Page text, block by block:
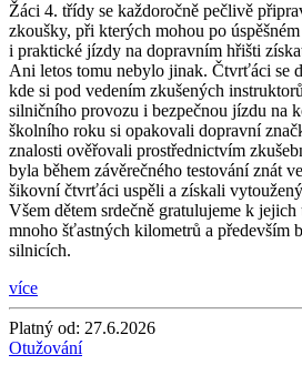
Žáci 4. třídy se každoročně pečlivě
zkoušky, při kterých mohou po
i praktické jízdy na dopravním hřišti
Ani letos tomu nebylo jinak. Čtvrťáci se
kde si pod vedením zkušených
silničního provozu i bezpečnou jízdu na
školního roku si opakovali dopravní
znalosti ověřovali prostřednictvím
byla během závěrečného testování znát
šikovní čtvrťáci uspěli a získali
Všem dětem srdečně gratulujeme k
mnoho šťastných kilometrů a především
silnicích.
více
Platný od: 27.6.2026
Otužování